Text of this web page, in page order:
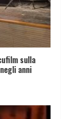
sulla
anni